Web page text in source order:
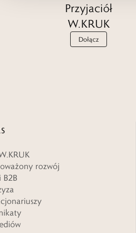
Przyjaciół
W.KRUK
Dołącz
rozwój
B2B